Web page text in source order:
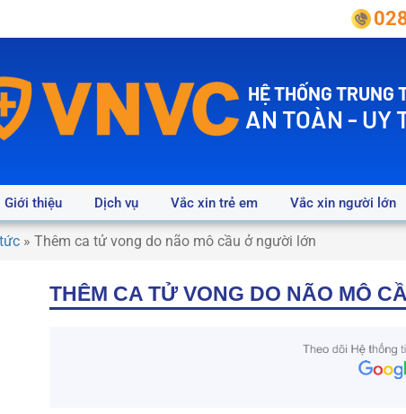
HỆ THỐNG TRUNG
AN TOÀN - UY
Giới thiệu Dịch vụ Vắc xin trẻ em Vắc xin người lớn
» Thêm ca tử vong do não mô cầu ở người lớn
THÊM CA TỬ VONG DO NÃO MÔ